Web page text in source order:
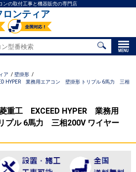
ンの取付工事と機器販売の専門店
ロンティア
ア
壁掛形
HYPER 業務用エアコン 壁掛形 トリプル 6馬力 三相
重工 EXCEED HYPER 業務用
プル 6馬力 三相200V ワイヤー